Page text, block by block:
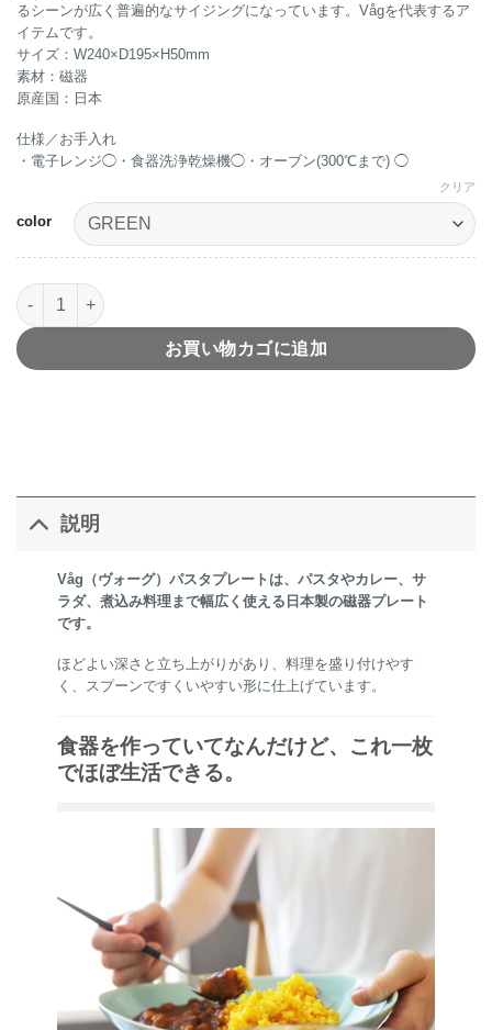
るシーンが広く普遍的なサイジングになっています。Vågを代表するア
イテムです。
サイズ：W240×D195×H50mm
素材：磁器
原産国：日本
仕様／お手入れ
・電子レンジ◯・食器洗浄乾燥機◯・オーブン(300℃まで) ◯
color
クリア
Våg Pasta Plateパスタプレート個
お買い物カゴに追加
説明
Våg（ヴォーグ）パスタプレートは、パスタやカレー、サ
ラダ、煮込み料理まで幅広く使える日本製の磁器プレート
です。
ほどよい深さと立ち上がりがあり、料理を盛り付けやす
く、スプーンですくいやすい形に仕上げています。
食器を作っていてなんだけど、これ一枚
でほぼ生活できる。